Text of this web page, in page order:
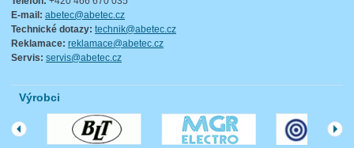
E-mail: abetec@abetec.cz
Technické dotazy: technik@abetec.cz
Reklamace: reklamace@abetec.cz
Servis: servis@abetec.cz
Výrobci